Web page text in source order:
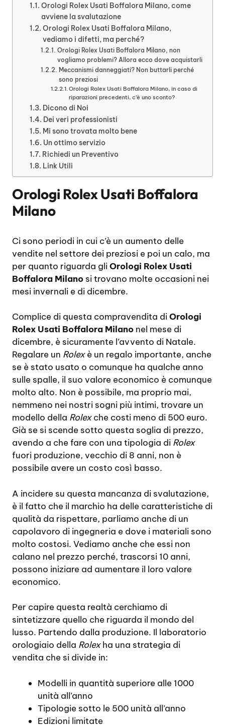
Orologi Rolex Usati Boffalora Milano, come
avviene la svalutazione
Orologi Rolex Usati Boffalora Milano,
vediamo i difetti, ma perché?
Orologi Rolex Usati Boffalora Milano, non
vogliamo problemi? Allora ecco dove acquistarli
Meccanismi danneggiati? Non buttarli perché
sono preziosi
Orologi Rolex Usati Boffalora Milano, in caso di
riparazioni precedenti, c’è uno sconto?
Dicono di Noi
Dei veri professionisti
Mi sono trovata molto bene
Un ottimo servizio
Richiedi un Preventivo
Link Utili
Orologi Rolex Usati Boffalora
Milano
Ci sono periodi in cui c’è un aumento delle
vendite nel settore dei preziosi e poi un calo, ma
per quanto riguarda gliOrologi Rolex Usati
Boffalora Milano si trovano molte occasioni nei
mesi invernali e di dicembre.
Complice di questa compravendita diOrologi
Rolex Usati Boffalora Milano nel mese di
dicembre, è sicuramente l’avvento di Natale.
Regalare un Rolexè un regalo importante, anche
se è stato usato o comunque ha qualche anno
sulle spalle, il suo valore economico è comunque
molto alto. Non è possibile, ma proprio mai,
nemmeno nei nostri sogni più intimi, trovare un
modello della Rolexche costi meno di 500 euro.
Già se si scende sotto questa soglia di prezzo,
avendo a che fare con una tipologia di Rolex
fuori produzione, vecchio di 8 anni, non è
possibile avere un costo così basso.
A incidere su questa mancanza di svalutazione,
è il fatto che il marchio ha delle caratteristiche di
qualità da rispettare, parliamo anche di un
capolavoro di ingegneria e dove i materiali sono
molto costosi. Vediamo anche che essi non
calano nel prezzo perché, trascorsi 10 anni,
possono iniziare ad aumentare il loro valore
economico.
Per capire questa realtà cerchiamo di
sintetizzare quello che riguarda il mondo del
lusso. Partendo dalla produzione. Il laboratorio
orologiaio della Rolexha una strategia di
vendita che si divide in:
Modelli in quantità superiore alle 1000
unità all’anno
Tipologie sotto le 500 unità all’anno
Edizioni limitate